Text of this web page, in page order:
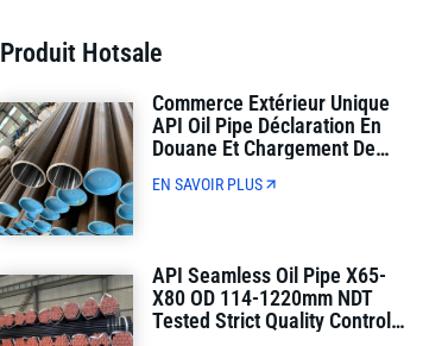
Produit Hotsale
Commerce Extérieur Unique
API Oil Pipe Déclaration En
Douane Et Chargement De
EN SAVOIR PLUS
API Seamless Oil Pipe X65-
X80 OD 114-1220mm NDT
Tested Strict Quality Control